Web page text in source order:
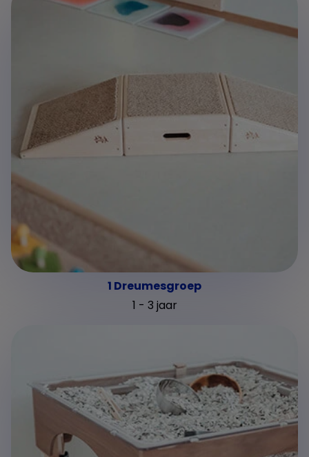
1 Dreumesgroep
1 - 3 jaar